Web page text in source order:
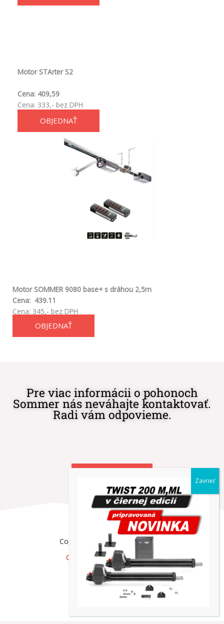
Motor STArter S2
Cena: 409,59
Cena: 333,- bez DPH
OBJEDNAŤ
Motor SOMMER 9080 base+ s dráhou 2,5m
Cena: 439.11
Cena: 345,- bez DPH
OBJEDNAŤ
Pre viac informácii o pohonoch
Sommer nás neváhajte kontaktovať.
Radi vám odpovieme.
Copyright © AdVibeMedia, s. r. o.
Obchodné podmienky eshop
Reklamačný poriadok